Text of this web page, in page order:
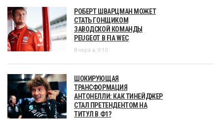
РОБЕРТ ШВАРЦМАН МОЖЕТ
СТАТЬ ГОНЩИКОМ
ЗАВОДСКОЙ КОМАНДЫ
PEUGEOT В FIA WEC
Вчера в 9:10
ШОКИРУЮЩАЯ
ТРАНСФОРМАЦИЯ
АНТОНЕЛЛИ: КАК ТИНЕЙДЖЕР
СТАЛ ПРЕТЕНДЕНТОМ НА
ТИТУЛ В Ф1?